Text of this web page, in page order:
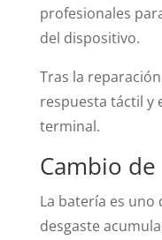
profesionales
del dispositivo.
Tras la
respuesta táctil y
terminal.
Cambio
La batería es uno
desgaste